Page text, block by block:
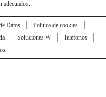
adecuados.
Datos
Política de cookies
Soluciones W
Teléfonos